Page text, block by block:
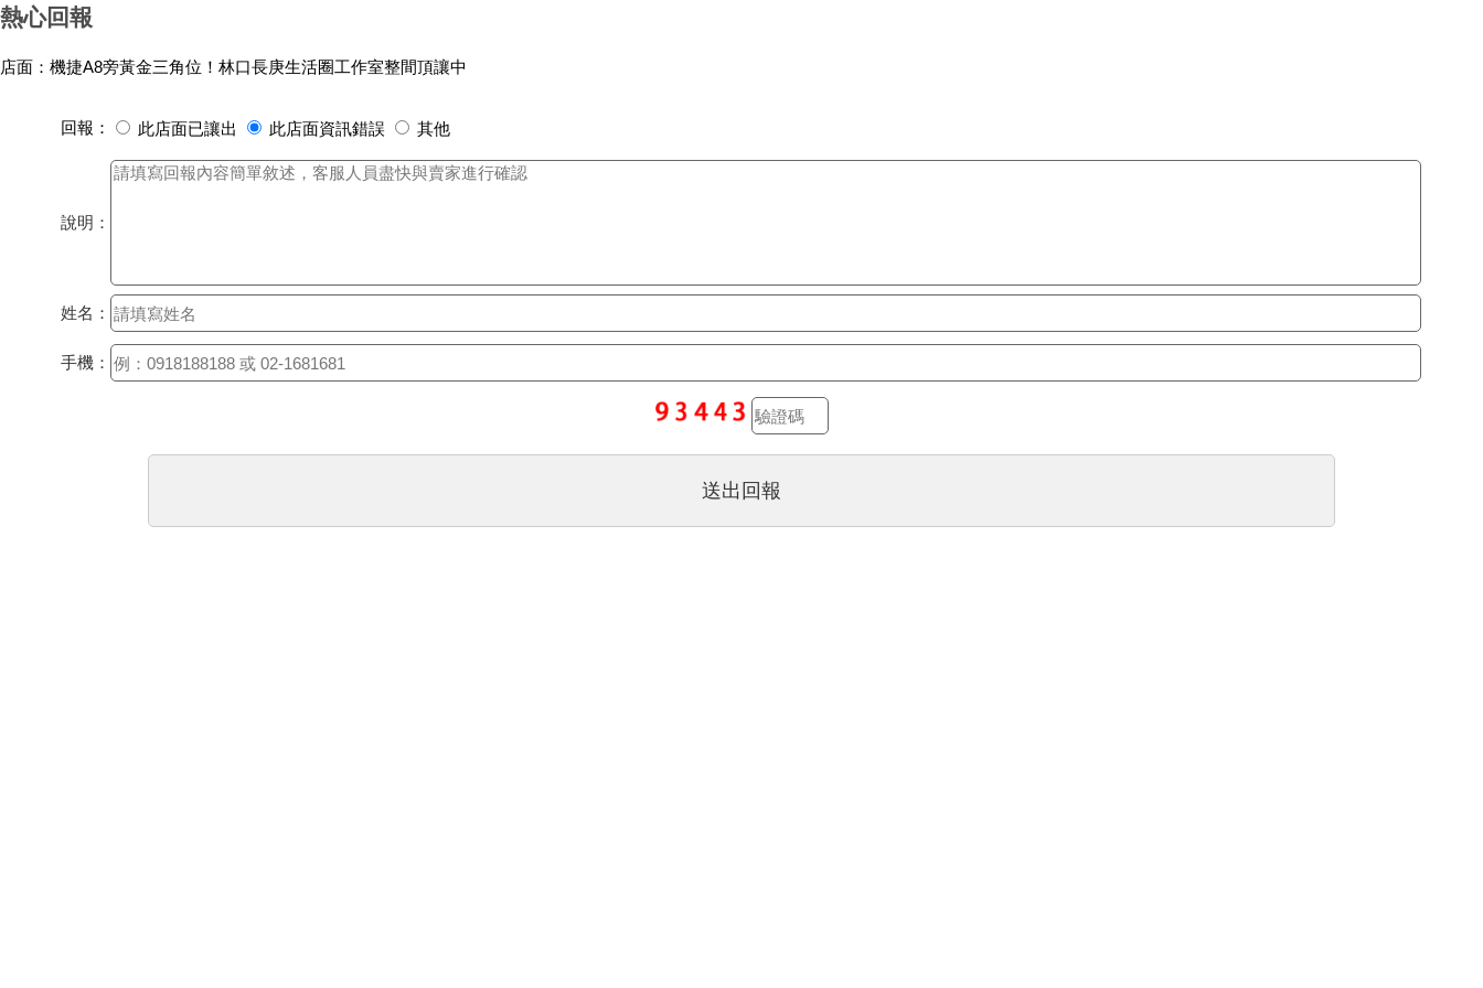
熱心回報
店面：機捷A8旁黃金三角位！林口長庚生活圈工作室整間頂讓中
回報： 此店面已讓出 此店面資訊錯誤 其他
說明：
姓名：
手機：